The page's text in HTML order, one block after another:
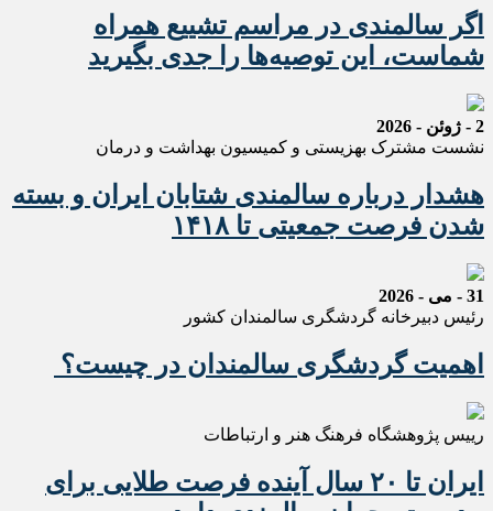
اگر سالمندی در مراسم تشییع همراه
شماست، این توصیه‌ها را جدی بگیرید
2 - ژوئن - 2026
نشست مشترک بهزیستی و کمیسیون بهداشت و درمان
هشدار درباره سالمندی شتابان ایران و بسته
شدن فرصت جمعیتی تا ۱۴۱۸
31 - می - 2026
رئیس دبیرخانه گردشگری سالمندان کشور
اهمیت گردشگری سالمندان در چیست؟
رییس پژوهشگاه فرهنگ هنر و ارتباطات
ایران تا ۲۰ سال آینده فرصت طلایی برای